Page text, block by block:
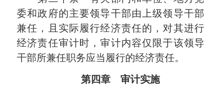
委和政府的主要领导干部由上级领导干部
兼任，且实际履行经济责任的，对其进行
经济责任审计时，审计内容仅限于该领导
干部所兼任职务应当履行的经济责任。
第四章 审计实施